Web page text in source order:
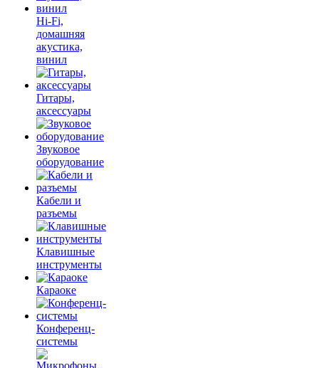
Hi-Fi,
домашняя
акустика,
винил
Гитары,
аксессуары
Звуковое
оборудование
Кабели и
разъемы
Клавишные
инструменты
Караоке
Конференц-
системы